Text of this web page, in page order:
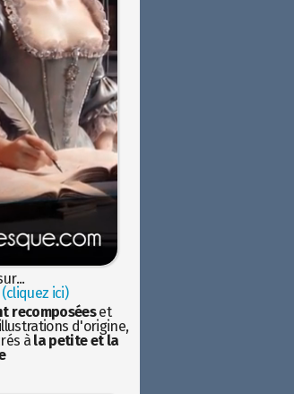
ici)
recomposéeset
d'origine,
à la petite et la